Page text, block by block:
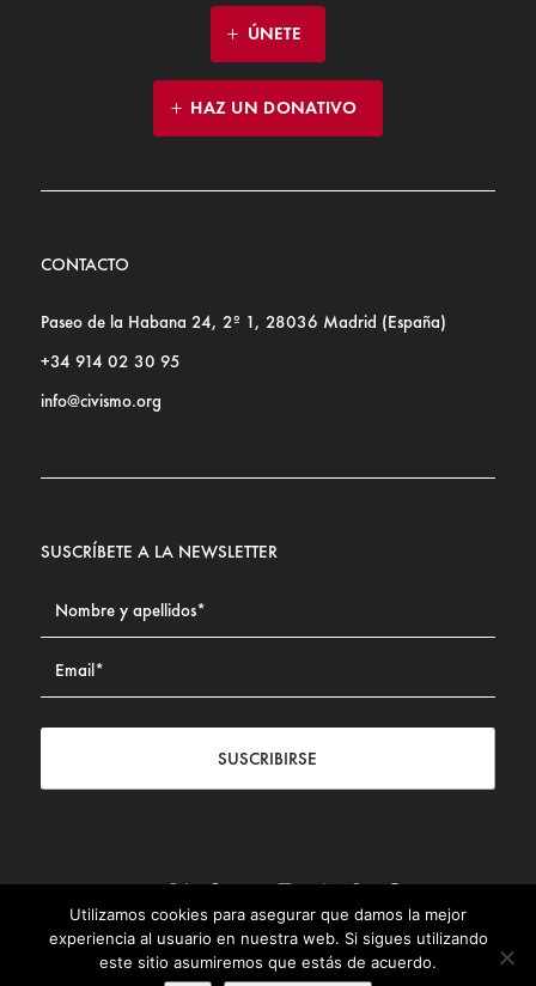
ÚNETE
HAZ UN DONATIVO
CONTACTO
Paseo de la Habana 24, 2º 1, 28036 Madrid (España)
+34 914 02 30 95
info@civismo.org
SUSCRÍBETE A LA NEWSLETTER
SUSCRIBIRSE
Contacto | Aviso legal | Política de privacidad | Política de
Cookies
Utilizamos cookies para asegurar que damos la mejor
experiencia al usuario en nuestra web. Si sigues utilizando
este sitio asumiremos que estás de acuerdo.